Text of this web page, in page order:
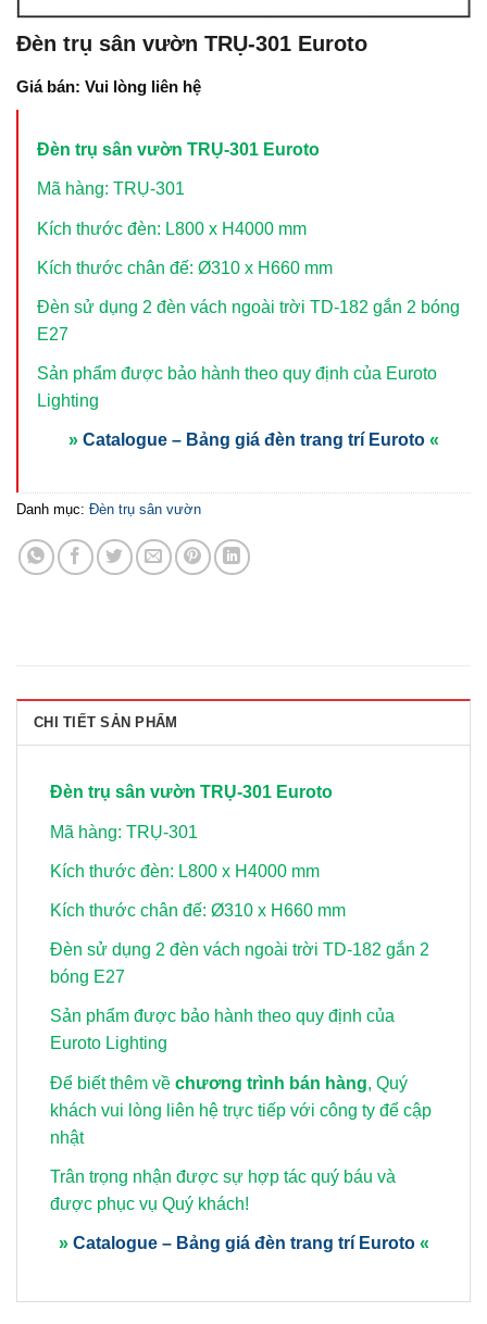
Đèn trụ sân vườn TRỤ-301 Euroto
Giá bán: Vui lòng liên hệ
Đèn trụ sân vườn TRỤ-301 Euroto
Mã hàng: TRỤ-301
Kích thước đèn: L800 x H4000 mm
Kích thước chân đế: Ø310 x H660 mm
Đèn sử dụng 2 đèn vách ngoài trời TD-182 gắn 2 bóng
E27
Sản phẩm được bảo hành theo quy định của Euroto
Lighting
» Catalogue – Bảng giá đèn trang trí Euroto «
Danh mục: Đèn trụ sân vườn
CHI TIẾT SẢN PHẨM
Đèn trụ sân vườn TRỤ-301 Euroto
Mã hàng: TRỤ-301
Kích thước đèn: L800 x H4000 mm
Kích thước chân đế: Ø310 x H660 mm
Đèn sử dụng 2 đèn vách ngoài trời TD-182 gắn 2
bóng E27
Sản phẩm được bảo hành theo quy định của
Euroto Lighting
Để biết thêm về chương trình bán hàng, Quý
khách vui lòng liên hệ trực tiếp với công ty để cập
nhật
Trân trọng nhận được sự hợp tác quý báu và
được phục vụ Quý khách!
» Catalogue – Bảng giá đèn trang trí Euroto «